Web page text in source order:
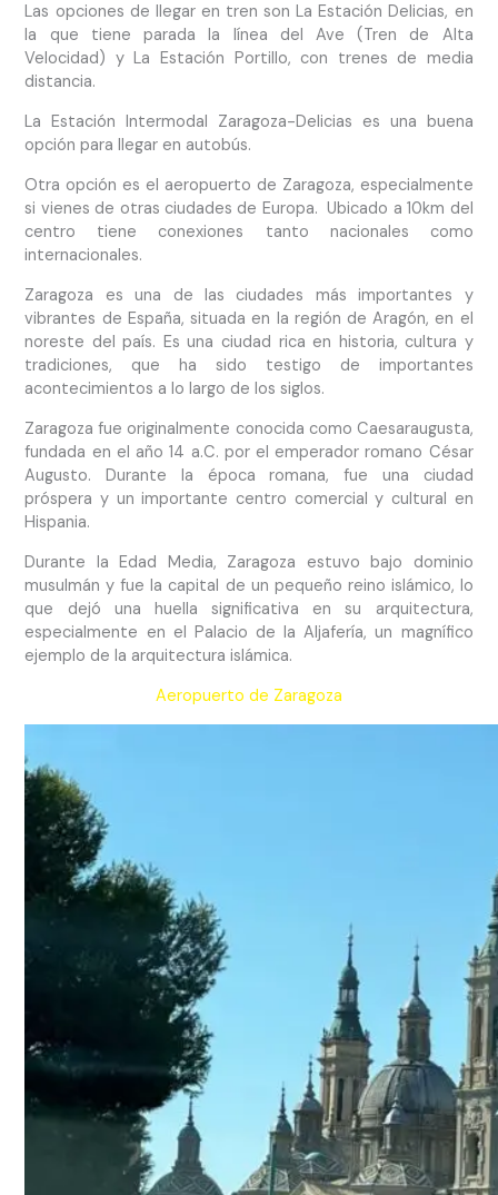
Las opciones de llegar en tren son La Estación Delicias, en
la que tiene parada la línea del Ave (Tren de Alta
Velocidad) y La Estación Portillo, con trenes de media
distancia.
La Estación Intermodal Zaragoza-Delicias es una buena
opción para llegar en autobús.
Otra opción es el aeropuerto de Zaragoza, especialmente
si vienes de otras ciudades de Europa. Ubicado a 10km del
centro tiene conexiones tanto nacionales como
internacionales.
Zaragoza es una de las ciudades más importantes y
vibrantes de España, situada en la región de Aragón, en el
noreste del país. Es una ciudad rica en historia, cultura y
tradiciones, que ha sido testigo de importantes
acontecimientos a lo largo de los siglos.
Zaragoza fue originalmente conocida como Caesaraugusta,
fundada en el año 14 a.C. por el emperador romano César
Augusto. Durante la época romana, fue una ciudad
próspera y un importante centro comercial y cultural en
Hispania.
Durante la Edad Media, Zaragoza estuvo bajo dominio
musulmán y fue la capital de un pequeño reino islámico, lo
que dejó una huella significativa en su arquitectura,
especialmente en el Palacio de la Aljafería, un magnífico
ejemplo de la arquitectura islámica.
Aeropuerto de Zaragoza